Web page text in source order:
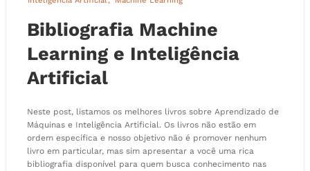
Bibliografia Machine
Learning e Inteligência
Artificial
Neste post, listamos os melhores livros sobre Aprendizado de
Máquinas e Inteligência Artificial. Os livros não estão em
ordem específica e nosso objetivo não é promover nenhum
livro em particular, mas sim apresentar a você uma rica
bibliografia disponível para quem busca conhecimento nas